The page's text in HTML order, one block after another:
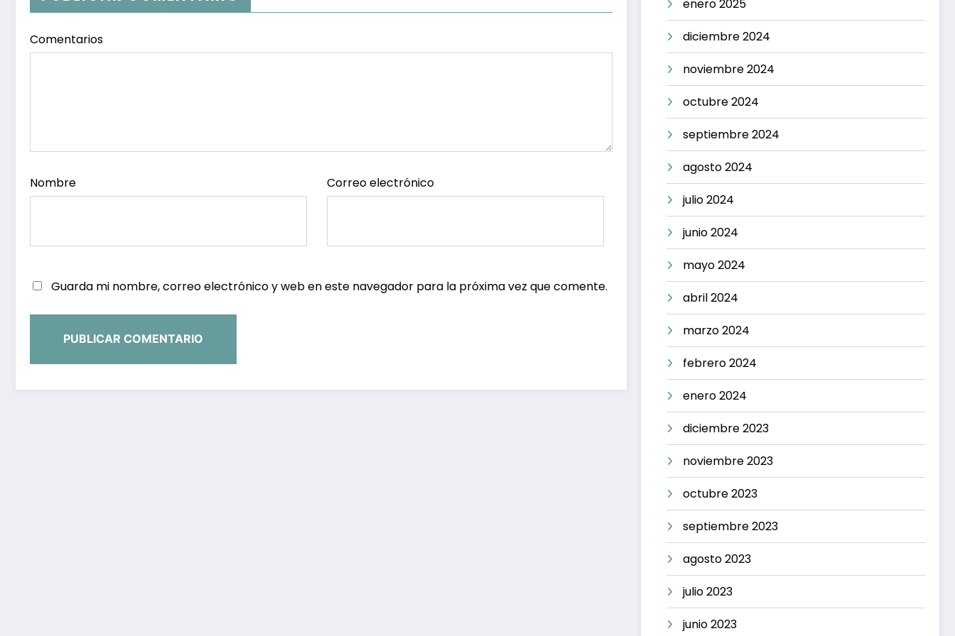
Comentarios
Nombre Correo electrónico
Guarda mi nombre, correo electrónico y web en este navegador para la próxima vez que comente.
enero 2025
diciembre 2024
noviembre 2024
octubre 2024
septiembre 2024
agosto 2024
julio 2024
junio 2024
mayo 2024
abril 2024
marzo 2024
febrero 2024
enero 2024
diciembre 2023
noviembre 2023
octubre 2023
septiembre 2023
agosto 2023
julio 2023
junio 2023